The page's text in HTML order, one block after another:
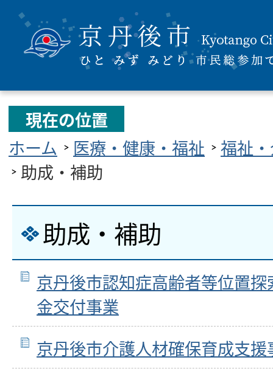
現在の位置
ホーム
医療・健康・福祉
福祉
助成・補助
助成・補助
京丹後市認知症高齢者等位置
金交付事業
京丹後市介護人材確保育成支